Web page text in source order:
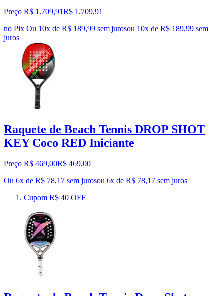
Preço R$ 1.709,91R$ 1.709,91
no Pix Ou 10x de R$ 189,99 sem jurosou 10x de R$ 189,99 sem
juros
Raquete de Beach Tennis DROP SHOT
KEY Coco RED Iniciante
Preço R$ 469,00R$ 469,00
Ou 6x de R$ 78,17 sem jurosou 6x de R$ 78,17 sem juros
Cupom R$ 40 OFF